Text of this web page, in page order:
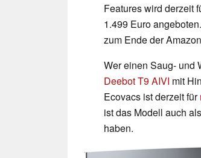
Features wird derzeit
1.499 Euro
zum Ende der
Wer einen Saug- und
Deebot T9 AIVI mit
Ecovacs ist derzeit für
ist das Modell auch
haben.